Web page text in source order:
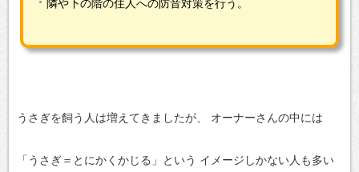
隣や下の階の住人への防音対策を行う。
うさぎを飼う人は増えてきましたが、 オーナーさんの中には
「うさぎ＝とにかくかじる」という イメージしかない人も多い